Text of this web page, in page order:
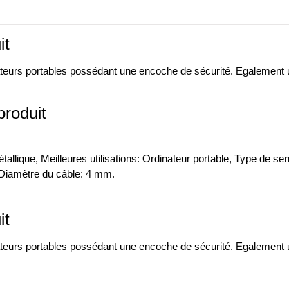
portables possédant une encoche de sécurité.
Meilleures utilisations: Ordinateur portable, Type de
du câble: 4 mm.
portables possédant une encoche de sécurité.